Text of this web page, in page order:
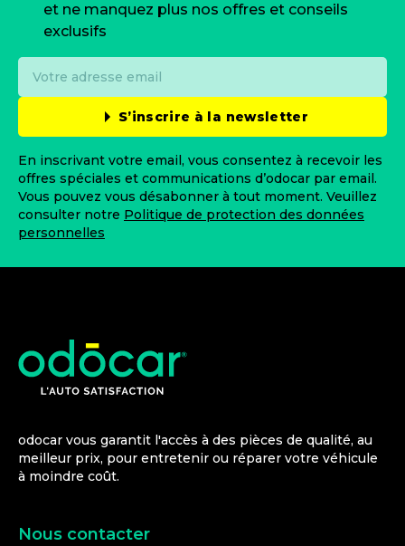
et ne manquez plus nos offres et conseils
exclusifs
S’inscrire à la newsletter
En inscrivant votre email, vous consentez à recevoir les
offres spéciales et communications d’odocar par email.
Vous pouvez vous désabonner à tout moment. Veuillez
consulter notre Politique de protection des données
personnelles
odocar vous garantit l'accès à des pièces de qualité, au
meilleur prix, pour entretenir ou réparer votre véhicule
à moindre coût.
Nous contacter